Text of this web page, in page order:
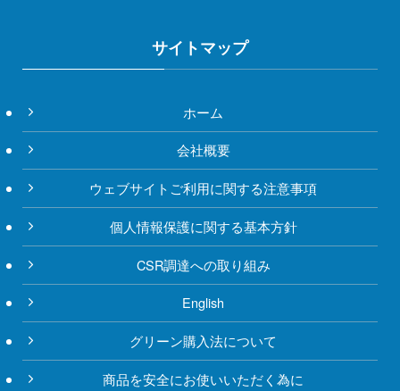
サイトマップ
ホーム
会社概要
ウェブサイトご利用に関する注意事項
個人情報保護に関する基本方針
CSR調達への取り組み
English
グリーン購入法について
商品を安全にお使いいただく為に